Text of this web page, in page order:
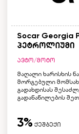
Socar Georgia
პეტროლიუმი
ავტო/მოტო
მაღალი ხარისხის
მორგებული
გადახდისას
გადანაწილების
3% ქეშბექი